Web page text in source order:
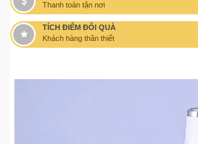
Thanh toán tận nơi
TÍCH ĐIỂM ĐỔI QUÀ
Khách hàng thân thiết